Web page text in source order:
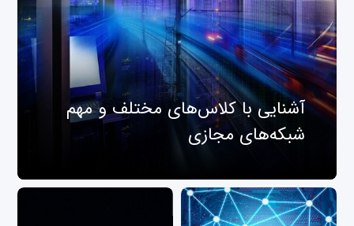
آشنایی با کلاس‌های مختلف و مهم
شبکه‌های مجازی